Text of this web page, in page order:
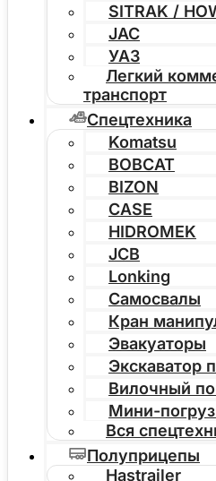
SITRAK /
JAC
УАЗ
Легкий
транспорт
Спецтехника
Komatsu
BOBCAT
BIZON
CASE
HIDROMEK
JCB
Lonking
Самосвалы
Кран
Эвакуаторы
Экскаватор
Вилочный
Мини-
Вся
Полуприцепы
Hastrailer